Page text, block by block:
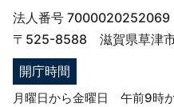
法人番号 7000020252069
〒525-8588 滋賀県草津
開庁時間
月曜日から金曜日 午前9時